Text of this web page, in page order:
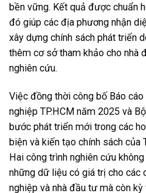
bền vững. Kết quả được chuẩn
đó giúp các địa phương nhận
xây dựng chính sách phát triển
thêm cơ sở tham khảo cho nhà
nghiên cứu.
Việc đồng thời công bố Báo
nghiệp TP.HCM năm 2025 và
bước phát triển mới trong các
biện và kiến tạo chính sách của
Hai công trình nghiên cứu
những dữ liệu có giá trị cho các
nghiệp và nhà đầu tư mà còn